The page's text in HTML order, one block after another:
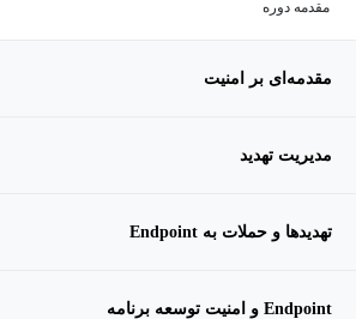
مقدمه دوره
مقدمه‌ای بر امنیت
مدیریت تهدید
تهدیدها و حملات به Endpoint
Endpoint و امنیت توسعه برنامه